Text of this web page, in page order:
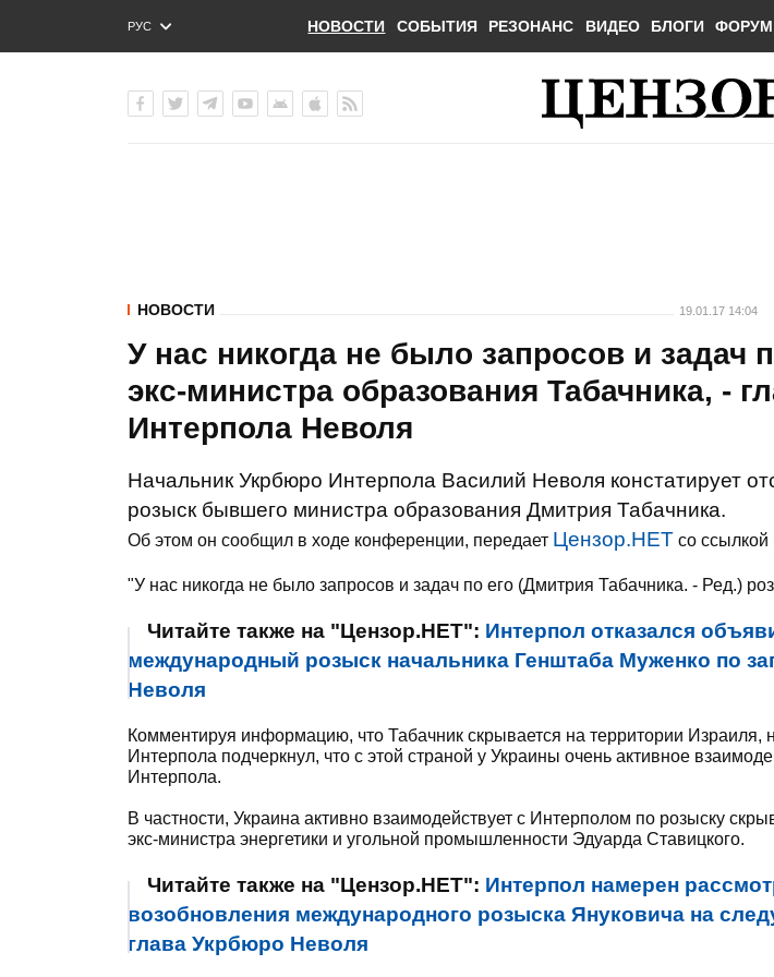
РУС
ENG
НОВОСТИ СОБЫТИЯ РЕЗОНАНС ВИДЕО БЛОГИ ФОРУМ
НОВОСТИ 19.01.17 14:04
У нас никогда не было запросов и задач
экс-министра образования Табачника, -
Интерпола Неволя
Начальник Укрбюро Интерпола Василий Неволя констатирует
розыск бывшего министра образования Дмитрия Табачника.
Об этом он сообщил в ходе конференции, передает Цензор.НЕТ со ссылкой
"У нас никогда не было запросов и задач по его (Дмитрия Табачника. - Ред.)
Читайте также на "Цензор.НЕТ": Интерпол отказался
международный розыск начальника Генштаба Муженко по
Неволя
Комментируя информацию, что Табачник скрывается на территории Израиля,
Интерпола подчеркнул, что с этой страной у Украины очень активное
Интерпола.
В частности, Украина активно взаимодействует с Интерполом по розыску
экс-министра энергетики и угольной промышленности Эдуарда Ставицкого.
Читайте также на "Цензор.НЕТ": Интерпол намерен
возобновления международного розыска Януковича на
глава Укрбюро Неволя